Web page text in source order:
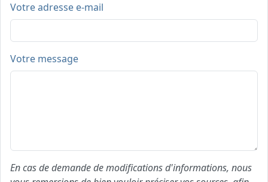
Votre adresse e-mail
Votre message
En cas de demande de modifications d'informations, nous